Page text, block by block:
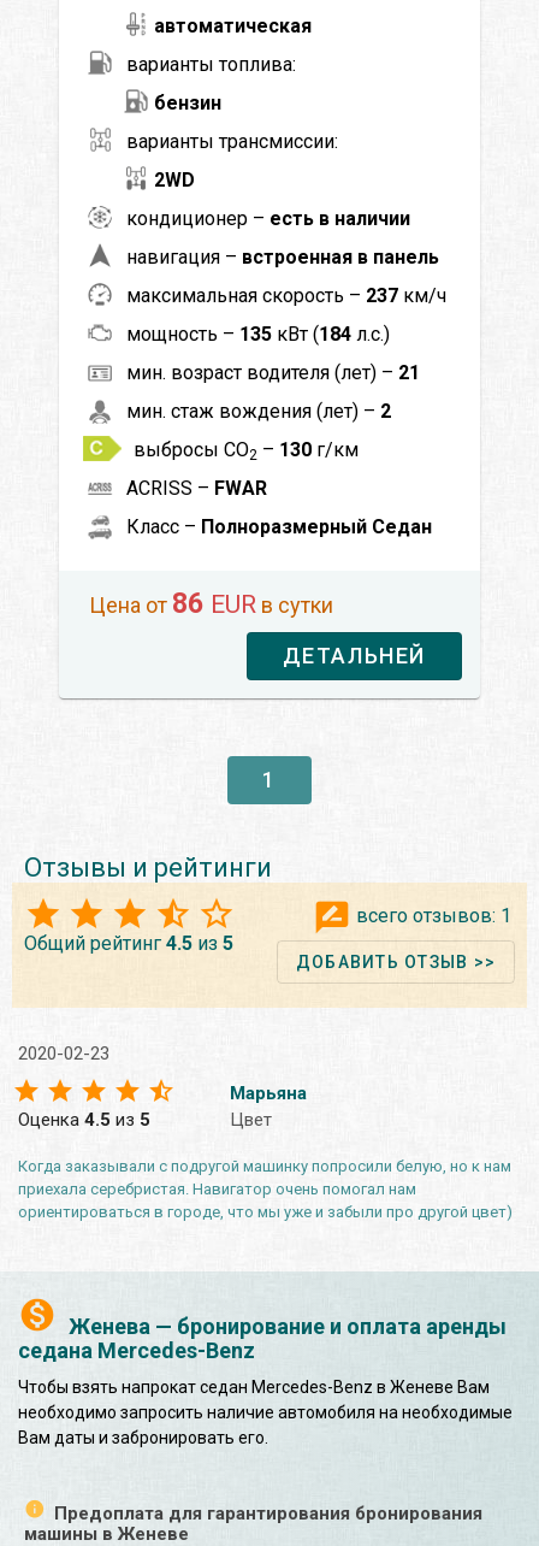
Женева — бронирование и оплата аренды
седана Mercedes-Benz
Чтобы взять напрокат седан Mercedes-Benz в Женеве Вам
необходимо запросить наличие автомобиля на необходимые
Вам даты и забронировать его.
Предоплата для гарантирования бронирования
машины в Женеве
автоматическая
варианты топлива:
бензин
варианты трансмиссии:
2WD
кондиционер – есть в наличии
навигация – встроенная в панель
максимальная скорость – 237 км/ч
мощность – 135 кВт (184 л.с.)
мин. возраст водителя (лет) – 21
мин. стаж вождения (лет) – 2
выбросы CO2 – 130 г/км
ACRISS – FWAR
Класс – Полноразмерный Седан
Цена от 86 EUR в сутки
ДЕТАЛЬНЕЙ
1
Отзывы и рейтинги
Общий рейтинг 4.5 из 5
всего отзывов: 1
ДОБАВИТЬ ОТЗЫВ >>
2020-02-23
Оценка 4.5 из 5
Марьяна
Цвет
Когда заказывали с подругой машинку попросили белую, но к нам
приехала серебристая. Навигатор очень помогал нам
ориентироваться в городе, что мы уже и забыли про другой цвет)